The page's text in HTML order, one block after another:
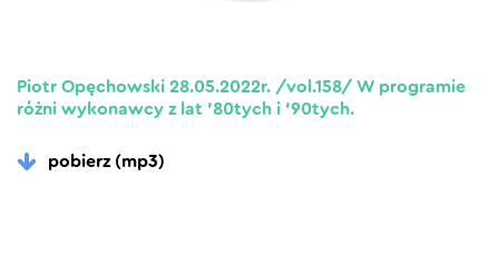
Piotr Opęchowski 28.05.2022r. /vol.158/ W programie
różni wykonawcy z lat ’80tych i ’90tych.
pobierz (mp3)